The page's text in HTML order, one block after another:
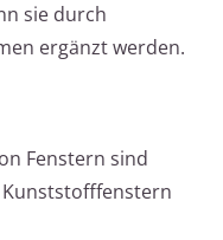
sie durch
ergänzt werden.
Fenstern sind